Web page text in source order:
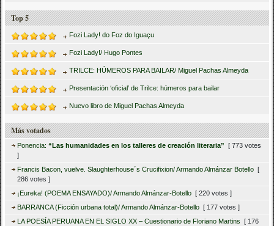
Top 5
Fozi Lady! do Foz do Iguaçu
Fozi Lady!/ Hugo Pontes
TRILCE: HÚMEROS PARA BAILAR/ Miguel Pachas Almeyda
Presentación ‘oficial’ de Trilce: húmeros para bailar
Nuevo libro de Miguel Pachas Almeyda
Más votados
Ponencia:“Las humanidades en los talleres de creación literaria” [ 773 votes
]
Francis Bacon, vuelve. Slaughterhouse´s Crucifixion/ Armando Almánzar Botello [
286 votes ]
¡Eureka! (POEMA ENSAYADO)/ Armando Almánzar-Botello [ 220 votes ]
BARRANCA (Ficción urbana total)/ Armando Almánzar-Botello [ 177 votes ]
LA POESÍA PERUANA EN EL SIGLO XX – Cuestionario de Floriano Martins [ 176